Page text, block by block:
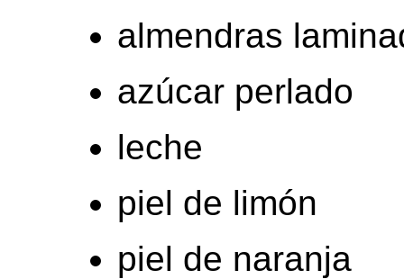
almendras
azúcar perlado
leche
piel de limón
piel de naranja